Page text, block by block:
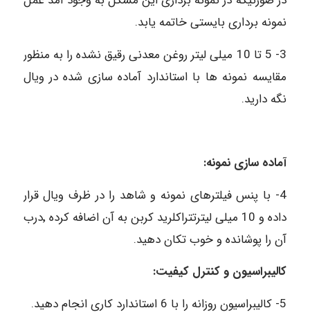
نمونه برداری بایستی خاتمه یابد.
3- 5 تا 10 میلی لیتر روغن معدنی رقیق نشده را به منظور
مقایسه نمونه ها با استاندارد آماده سازی شده در ویال
نگه دارید.
آماده سازی نمونه:
4- با پنس فیلترهای نمونه و شاهد را در ظرف ویال قرار
داده و 10 میلی لیترتتراکلرید کربن به آن اضافه کرده ٬درب
آن را پوشانده و خوب تکان دهید.
کالیبراسیون و کنترل کیفیت:
5- کالیبراسیون روزانه را با 6 استاندارد کاری انجام دهید.